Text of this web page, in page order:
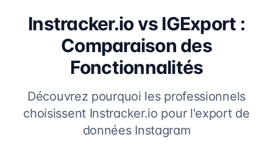
Instracker.io vs IGExport :
Comparaison des
Fonctionnalités
Découvrez pourquoi les professionnels
choisissent Instracker.io pour l'export de
données Instagram